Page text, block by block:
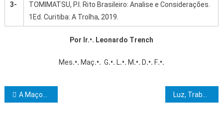
3-
TOMIMATSU, P.I. Rito Brasileiro: Analise e Considerações.
1Ed. Curitiba: A Trolha, 2019.
Por Ir.•. Leonardo Trench
Mes.•. Maç.•. G.•. L.•. M.•. D.•. F.•.
Navegação de Post
A Maçonaria e a Proclamação da República Luz, Trabalho e Fraternidade inicia campanha de doação de sangue em Irecê